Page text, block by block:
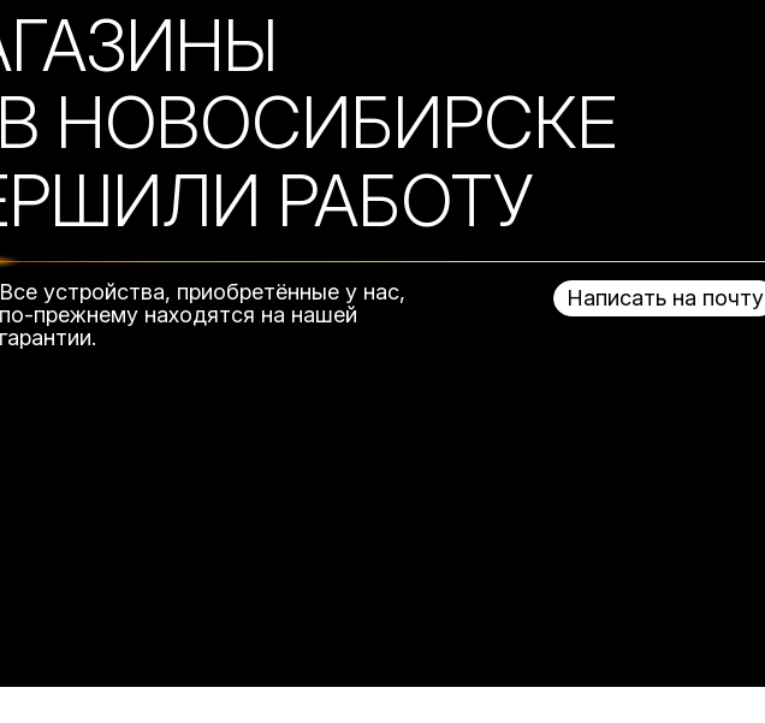
В НОВОСИБИРСКЕ
РАБОТУ
Все устройства, приобретённые у нас,
по-прежнему находятся на нашей
гарантии.
Написать на почту